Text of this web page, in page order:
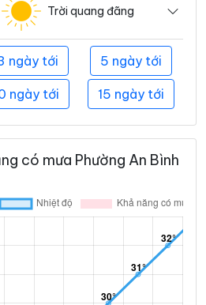
Trời quang đãng
ngày tới 5 ngày tới
ngày tới 15 ngày tới
có mưa Phường An Bình